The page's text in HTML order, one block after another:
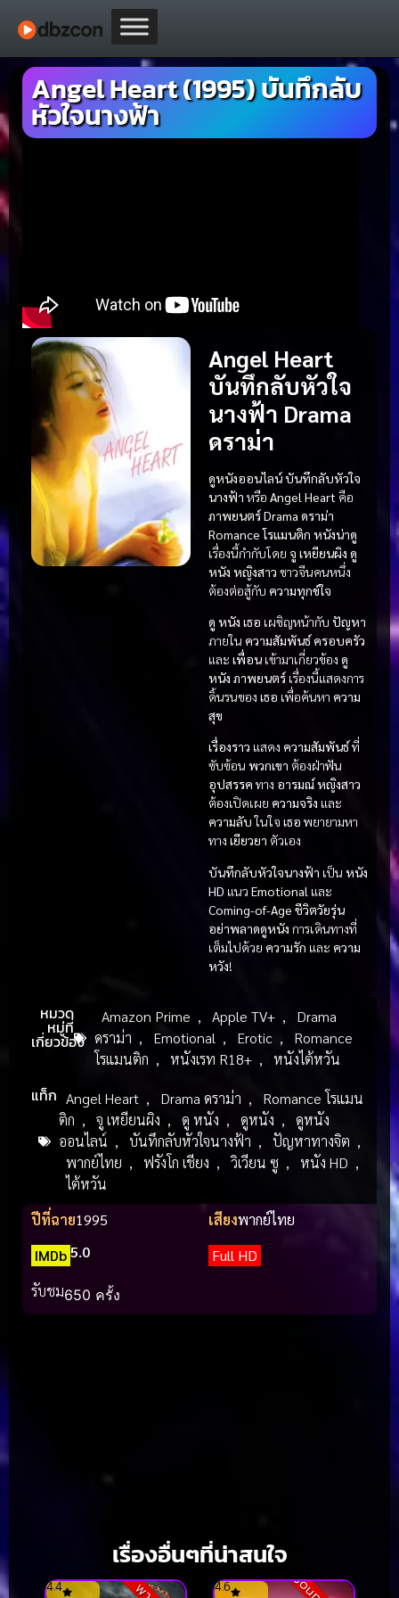
Angel Heart (1995) บันทึกลับ
หัวใจนางฟ้า
Angel Heart
บันทึกลับหัวใจ
นางฟ้า Drama
ดราม่า
ดูหนังออนไลน์ บันทึกลับหัวใจ
นางฟ้า หรือ Angel Heart คือ
ภาพยนตร์ Drama ดราม่า
Romance โรแมนติก หนังน่าดู
เรื่องนี้กำกับโดย จู เหยียนผิง ดู
หนัง หญิงสาว ชาวจีนคนหนึ่ง
ต้องต่อสู้กับ ความทุกข์ใจ
ดู หนัง เธอ เผชิญหน้ากับ ปัญหา
ภายใน ความสัมพันธ์ ครอบครัว
และ เพื่อน เข้ามาเกี่ยวข้อง ดู
หนัง ภาพยนตร์เรื่องนี้แสดงการ
ดิ้นรนของ เธอ เพื่อค้นหา ความ
สุข
เรื่องราว แสดง ความสัมพันธ์ที่
ซับซ้อน พวกเขา ต้องฝ่าฟัน
อุปสรรค ทาง อารมณ์หญิงสาว
ต้องเปิดเผย ความจริง และ
ความลับในใจ เธอ พยายามหา
ทาง เยียวยา ตัวเอง
บันทึกลับหัวใจนางฟ้า เป็น หนัง
HD แนว Emotional และ
Coming-of-Age ชีวิตวัยรุ่น
อย่าพลาดดูหนัง การเดินทางที่
เต็มไปด้วย ความรัก และ ความ
หวัง!
หมวด
หมู่ที่
เกี่ยวข้อง
Amazon Prime , Apple TV+ ,
Drama
ดราม่า , Emotional , Erotic ,
Romance
โรแมนติก , หนังเรท R18+ , หนังไต้หวัน
แท็ก Angel Heart , Drama ดราม่า ,
Romance โรแมน
ติก , จู เหยียนผิง , ดู หนัง , ดูหนัง ,
ดูหนัง
ออนไลน์ , บันทึกลับหัวใจนางฟ้า , ปัญหาทางจิต ,
พากย์ไทย , ฟรังโก เชียง , วิเวียน ซู , หนัง HD ,
ไต้หวัน
ปีที่ฉาย1995 เสียงพากย์ไทย
IMDb5.0
Full HD
รับชม650 ครั้ง
เรื่องอื่นๆที่น่าสนใจ
4.4 4.6